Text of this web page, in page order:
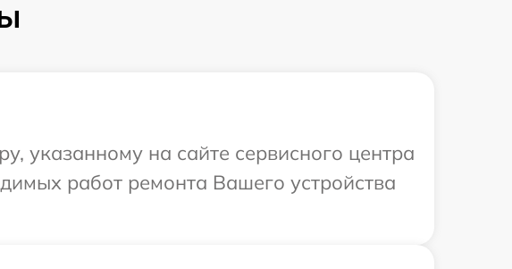
указанному на сайте сервисного центра
работ ремонта Вашего устройства